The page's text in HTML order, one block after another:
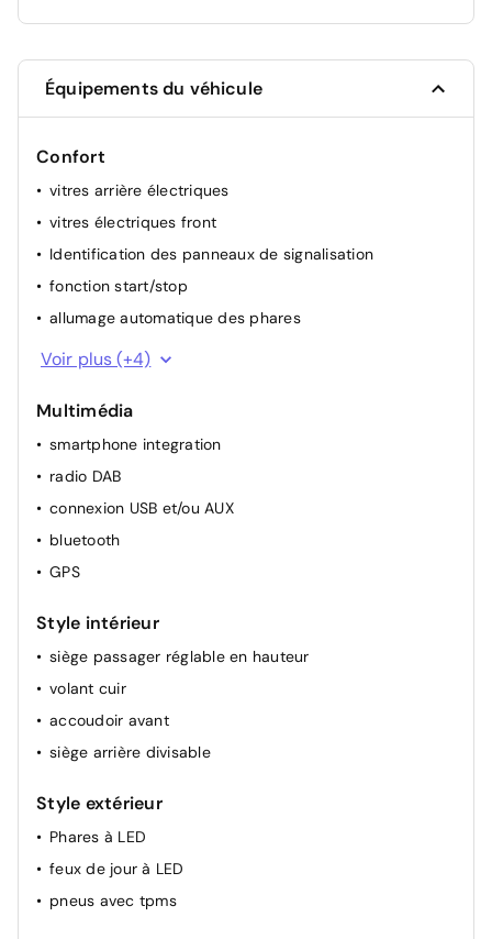
Équipements du véhicule
Confort
vitres arrière électriques
vitres électriques front
Identification des panneaux de signalisation
fonction start/stop
allumage automatique des phares
volant multifonctionel
rétroviseur(s) électr.
climatisation (automatique)
Voir plus (+4)
Multimédia
smartphone integration
radio DAB
connexion USB et/ou AUX
bluetooth
GPS
Style intérieur
siège passager réglable en hauteur
volant cuir
accoudoir avant
siège arrière divisable
Style extérieur
Phares à LED
feux de jour à LED
pneus avec tpms